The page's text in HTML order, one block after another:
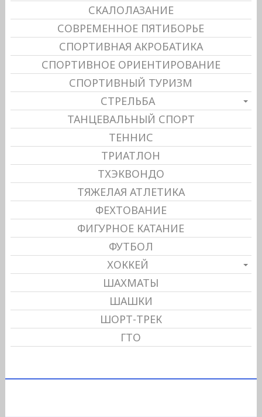
СКАЛОЛАЗАНИЕ
СОВРЕМЕННОЕ ПЯТИБОРЬЕ
СПОРТИВНАЯ АКРОБАТИКА
СПОРТИВНОЕ ОРИЕНТИРОВАНИЕ
СПОРТИВНЫЙ ТУРИЗМ
СТРЕЛЬБА
ТАНЦЕВАЛЬНЫЙ СПОРТ
ТЕННИС
ТРИАТЛОН
ТХЭКВОНДО
ТЯЖЕЛАЯ АТЛЕТИКА
ФЕХТОВАНИЕ
ФИГУРНОЕ КАТАНИЕ
ФУТБОЛ
ХОККЕЙ
ШАХМАТЫ
ШАШКИ
ШОРТ-ТРЕК
ГТО